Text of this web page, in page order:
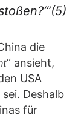
die
“ ansieht,
USA
Deshalb
für